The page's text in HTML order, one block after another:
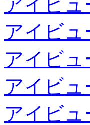
アイビ
アイビ
アイビ
アイビ